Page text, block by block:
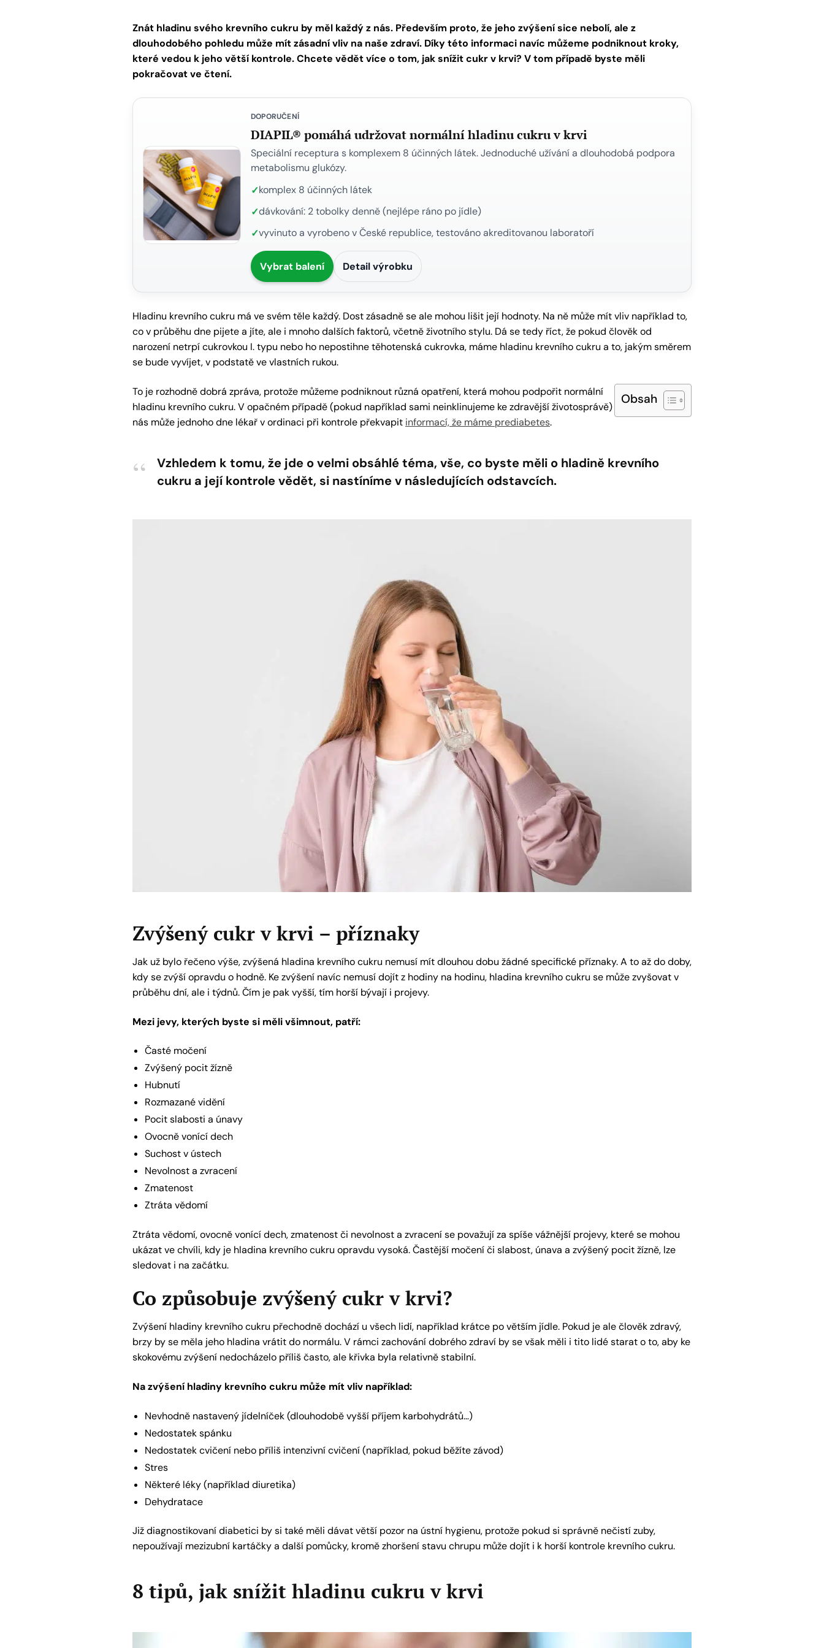
Znát hladinu svého krevního cukru by měl každý z nás. Především proto, že jeho zvýšení sice nebolí, ale z
dlouhodobého pohledu může mít zásadní vliv na naše zdraví. Díky této informaci navíc můžeme podniknout kroky,
které vedou k jeho větší kontrole. Chcete vědět více o tom, jak snížit cukr v krvi? V tom případě byste měli
pokračovat ve čtení.
DOPORUČENÍ
DIAPIL® pomáhá udržovat normální hladinu cukru v krvi
Speciální receptura s komplexem 8 účinných látek. Jednoduché užívání a dlouhodobá podpora
metabolismu glukózy.
komplex 8 účinných látek
dávkování: 2 tobolky denně (nejlépe ráno po jídle)
vyvinuto a vyrobeno v České republice, testováno akreditovanou laboratoří
Vybrat balení Detail výrobku
Hladinu krevního cukru má ve svém těle každý. Dost zásadně se ale mohou lišit její hodnoty. Na ně může mít vliv například to,
co v průběhu dne pijete a jíte, ale i mnoho dalších faktorů, včetně životního stylu. Dá se tedy říct, že pokud člověk od
narození netrpí cukrovkou I. typu nebo ho nepostihne těhotenská cukrovka, máme hladinu krevního cukru a to, jakým směrem
se bude vyvíjet, v podstatě ve vlastních rukou.
Obsah
To je rozhodně dobrá zpráva, protože můžeme podniknout různá opatření, která mohou podpořit normální
hladinu krevního cukru. V opačném případě (pokud například sami neinklinujeme ke zdravější životosprávě)
nás může jednoho dne lékař v ordinaci při kontrole překvapit informací, že máme prediabetes.
Vzhledem k tomu, že jde o velmi obsáhlé téma, vše, co byste měli o hladině krevního
cukru a její kontrole vědět, si nastíníme v následujících odstavcích.
Zvýšený cukr v krvi – příznaky
Jak už bylo řečeno výše, zvýšená hladina krevního cukru nemusí mít dlouhou dobu žádné specifické příznaky. A to až do doby,
kdy se zvýší opravdu o hodně. Ke zvýšení navíc nemusí dojít z hodiny na hodinu, hladina krevního cukru se může zvyšovat v
průběhu dní, ale i týdnů. Čím je pak vyšší, tím horší bývají i projevy.
Mezi jevy, kterých byste si měli všimnout, patří:
Časté močení
Zvýšený pocit žízně
Hubnutí
Rozmazané vidění
Pocit slabosti a únavy
Ovocně vonící dech
Suchost v ústech
Nevolnost a zvracení
Zmatenost
Ztráta vědomí
Ztráta vědomí, ovocně vonící dech, zmatenost či nevolnost a zvracení se považují za spíše vážnější projevy, které se mohou
ukázat ve chvíli, kdy je hladina krevního cukru opravdu vysoká. Častější močení či slabost, únava a zvýšený pocit žízně, lze
sledovat i na začátku.
Co způsobuje zvýšený cukr v krvi?
Zvýšení hladiny krevního cukru přechodně dochází u všech lidí, například krátce po větším jídle. Pokud je ale člověk zdravý,
brzy by se měla jeho hladina vrátit do normálu. V rámci zachování dobrého zdraví by se však měli i tito lidé starat o to, aby ke
skokovému zvýšení nedocházelo příliš často, ale křivka byla relativně stabilní.
Na zvýšení hladiny krevního cukru může mít vliv například:
Nevhodně nastavený jídelníček (dlouhodobě vyšší příjem karbohydrátů…)
Nedostatek spánku
Nedostatek cvičení nebo příliš intenzivní cvičení (například, pokud běžíte závod)
Stres
Některé léky (například diuretika)
Dehydratace
Již diagnostikovaní diabetici by si také měli dávat větší pozor na ústní hygienu, protože pokud si správně nečistí zuby,
nepoužívají mezizubní kartáčky a další pomůcky, kromě zhoršení stavu chrupu může dojít i k horší kontrole krevního cukru.
8 tipů, jak snížit hladinu cukru v krvi